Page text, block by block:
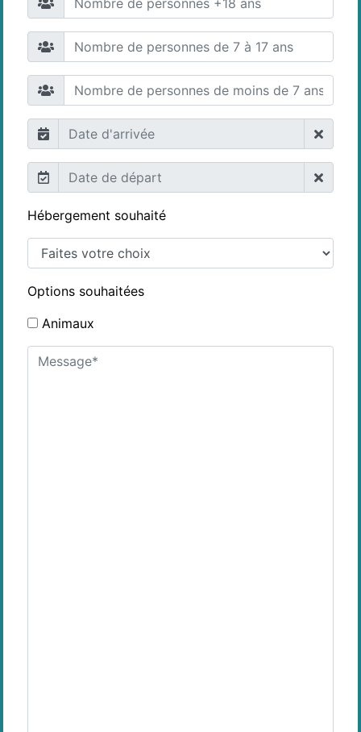
Hébergement souhaité
Options souhaitées
Animaux